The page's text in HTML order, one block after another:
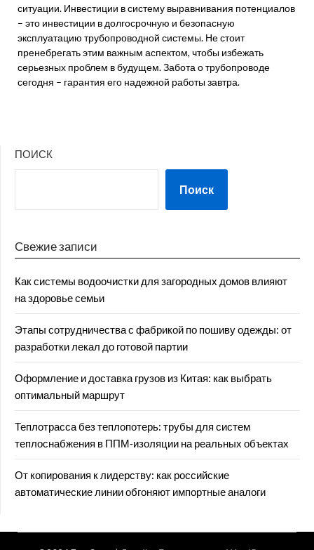
ситуации. Инвестиции в систему выравнивания потенциалов
– это инвестиции в долгосрочную и безопасную
эксплуатацию трубопроводной системы. Не стоит
пренебрегать этим важным аспектом, чтобы избежать
серьезных проблем в будущем. Забота о трубопроводе
сегодня – гарантия его надежной работы завтра.
ПОИСК
Поиск
Свежие записи
Как системы водоочистки для загородных домов влияют
на здоровье семьи
Этапы сотрудничества с фабрикой по пошиву одежды: от
разработки лекал до готовой партии
Оформление и доставка грузов из Китая: как выбрать
оптимальный маршрут
Теплотрасса без теплопотерь: трубы для систем
теплоснабжения в ППМ‑изоляции на реальных объектах
От копирования к лидерству: как российские
автоматические линии обгоняют импортные аналоги